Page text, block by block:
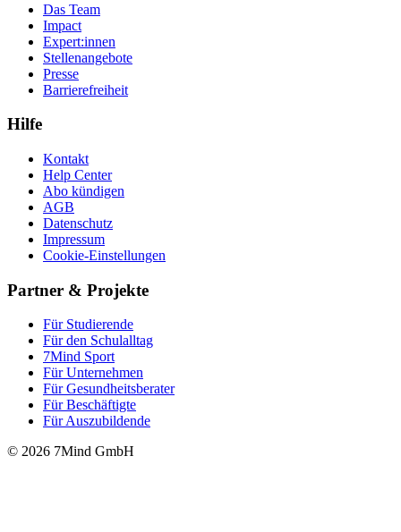
Das Team
Impact
Expert:innen
Stellenangebote
Presse
Barrierefreiheit
Hilfe
Kontakt
Help Center
Abo kündigen
AGB
Datenschutz
Impressum
Cookie-Einstellungen
Partner & Projekte
Für Stu­die­rende
Für den Schulalltag
7Mind Sport
Für Unter­neh­men
Für Gesund­heits­be­ra­ter
Für Beschäftigte
Für Auszubildende
© 2026 7Mind GmbH